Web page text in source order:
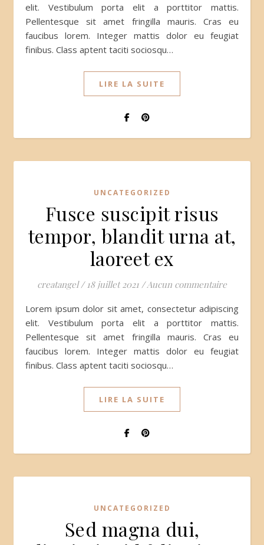
elit. Vestibulum porta elit a porttitor mattis.
Pellentesque sit amet fringilla mauris. Cras eu
faucibus lorem. Integer mattis dolor eu feugiat
finibus. Class aptent taciti sociosqu…
LIRE LA SUITE
UNCATEGORIZED
Fusce suscipit risus
tempor, blandit urna at,
laoreet ex
creatangel / 18 juillet 2021 / Aucun commentaire
Lorem ipsum dolor sit amet, consectetur adipiscing
elit. Vestibulum porta elit a porttitor mattis.
Pellentesque sit amet fringilla mauris. Cras eu
faucibus lorem. Integer mattis dolor eu feugiat
finibus. Class aptent taciti sociosqu…
LIRE LA SUITE
UNCATEGORIZED
Sed magna dui,